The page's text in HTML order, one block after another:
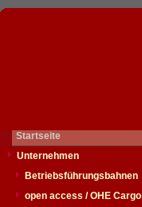
Startseite
Unternehmen
Betriebsführungsbahnen
open access / OHE Cargo